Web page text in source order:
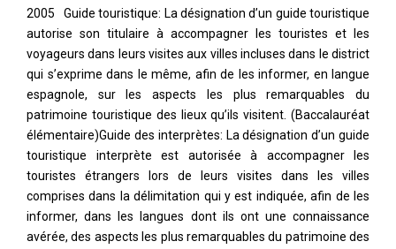
2005 Guide touristique: La désignation d’un guide touristique
autorise son titulaire à accompagner les touristes et les
voyageurs dans leurs visites aux villes incluses dans le district
qui s’exprime dans le même, afin de les informer, en langue
espagnole, sur les aspects les plus remarquables du
patrimoine touristique des lieux qu’ils visitent. (Baccalauréat
élémentaire)Guide des interprètes: La désignation d’un guide
touristique interprète est autorisée à accompagner les
touristes étrangers lors de leurs visites dans les villes
comprises dans la délimitation qui y est indiquée, afin de les
informer, dans les langues dont ils ont une connaissance
avérée, des aspects les plus remarquables du patrimoine des